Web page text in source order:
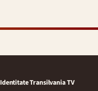
Identitate Transilvania TV